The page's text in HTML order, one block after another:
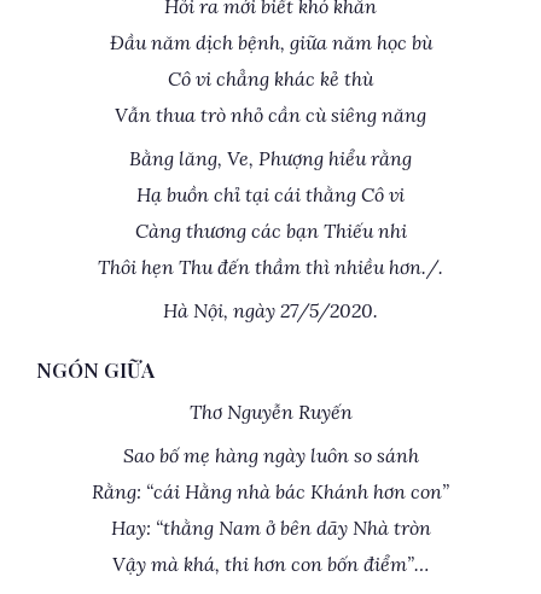
Hỏi ra mới biết khó khăn
Đầu năm dịch bệnh, giữa năm học bù
Cô vi chẳng khác kẻ thù
Vẫn thua trò nhỏ cần cù siêng năng
Bằng lăng, Ve, Phượng hiểu rằng
Hạ buồn chỉ tại cái thằng Cô vi
Càng thương các bạn Thiếu nhi
Thôi hẹn Thu đến thầm thì nhiều hơn./.
Hà Nội, ngày 27/5/2020.
NGÓN GIỮA
Thơ Nguyễn Ruyến
Sao bố mẹ hàng ngày luôn so sánh
Rằng: “cái Hằng nhà bác Khánh hơn con”
Hay: “thằng Nam ở bên dãy Nhà tròn
Vậy mà khá, thi hơn con bốn điểm”…